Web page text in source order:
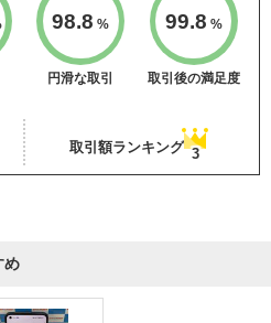
98.8 %
円滑な取引
99.8 %
取引後の満足度
取引額ランキング 3
め